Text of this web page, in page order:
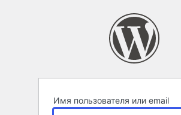
Имя пользователя или email